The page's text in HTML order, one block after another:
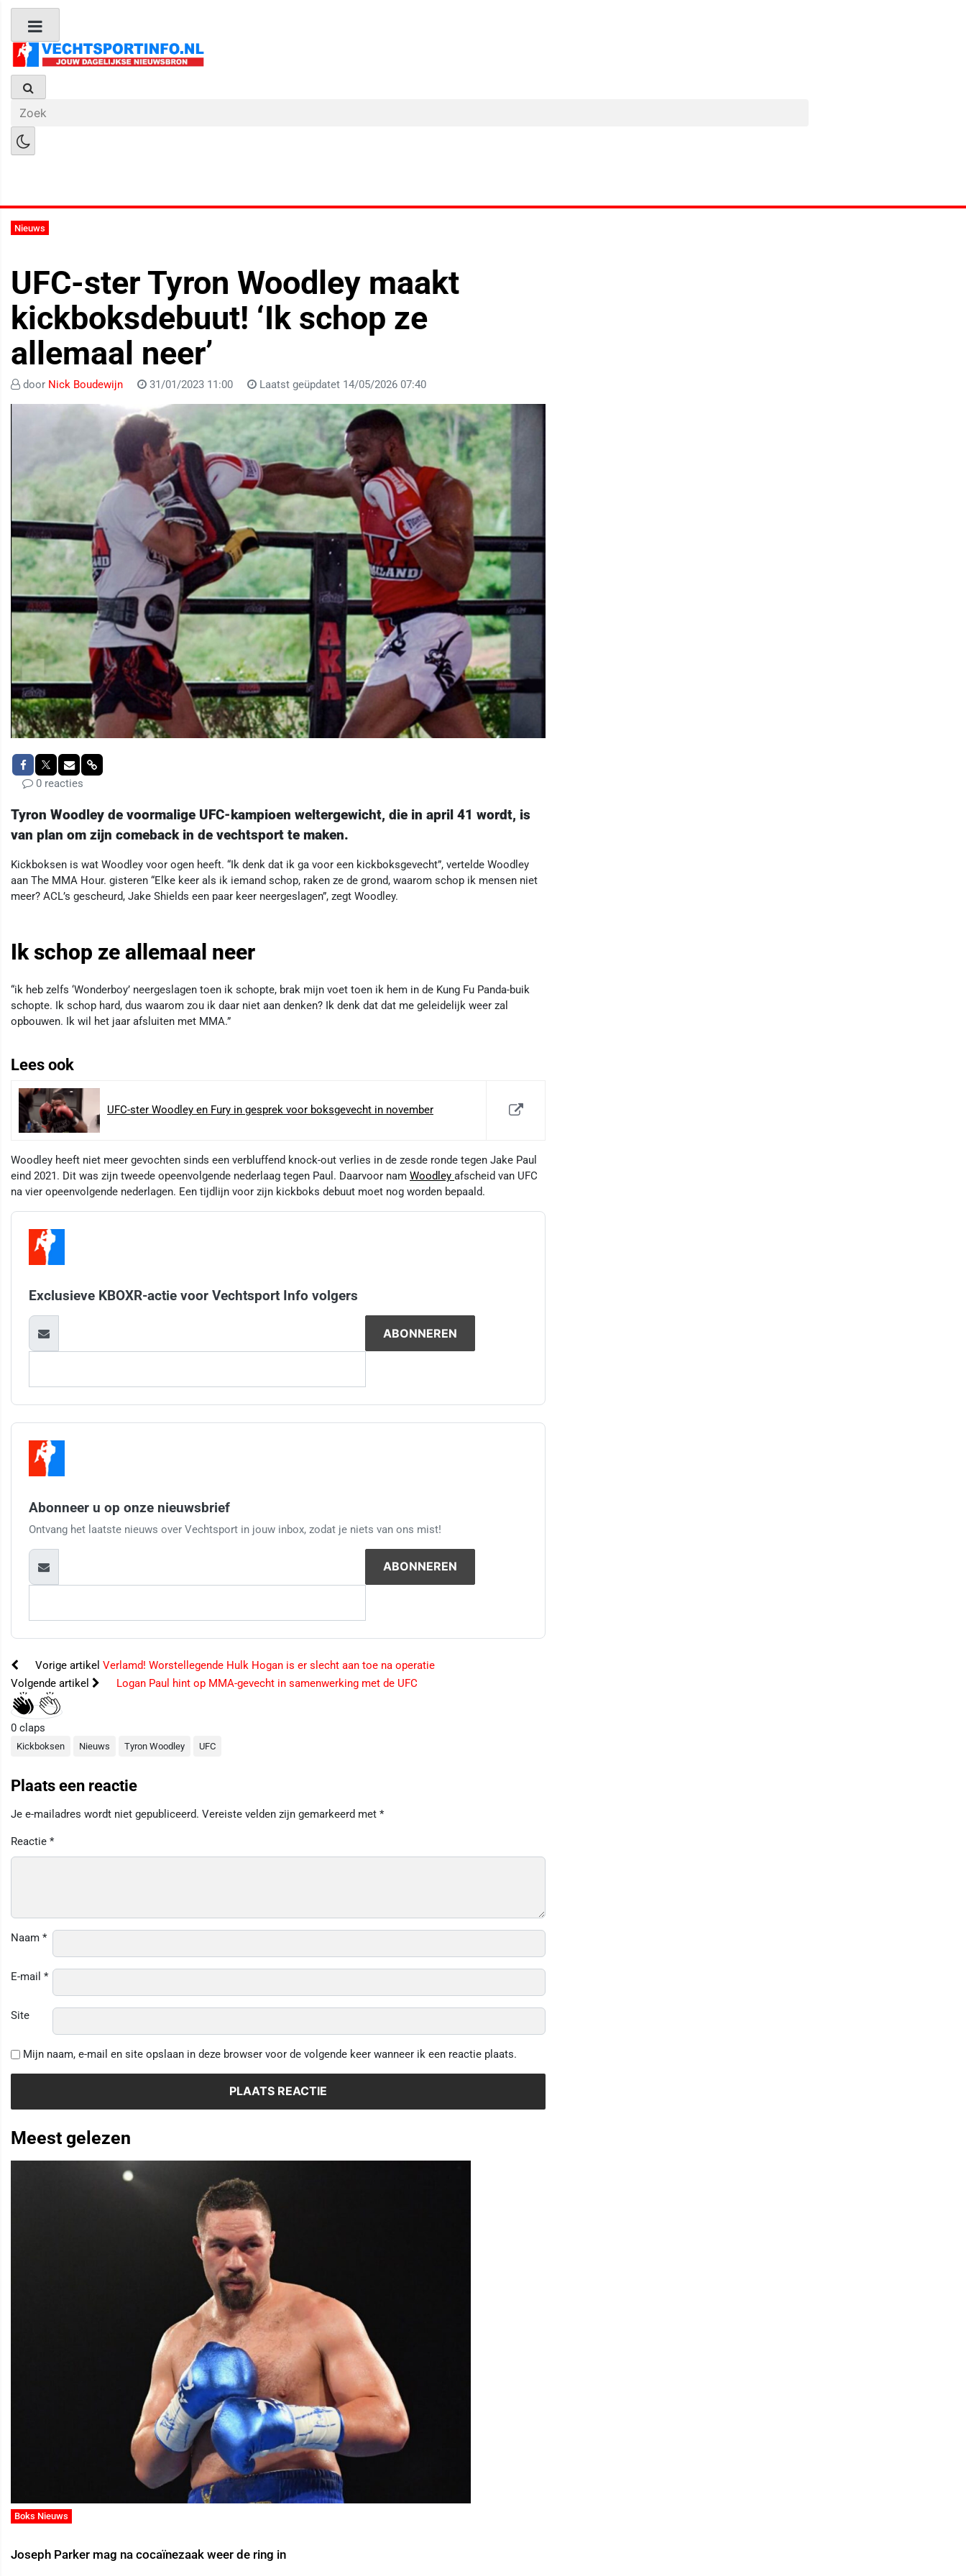
Nieuws
UFC-ster Tyron Woodley maakt
kickboksdebuut! ‘Ik schop ze
allemaal neer’
door Nick Boudewijn 31/01/2023 11:00 Laatst geüpdatet 14/05/2026 07:40
0 reacties
Tyron Woodley de voormalige UFC-kampioen weltergewicht, die in april 41 wordt, is
van plan om zijn comeback in de vechtsport te maken.
Kickboksen is wat Woodley voor ogen heeft. “Ik denk dat ik ga voor een kickboksgevecht”, vertelde Woodley
aan The MMA Hour. gisteren “Elke keer als ik iemand schop, raken ze de grond, waarom schop ik mensen niet
meer? ACL’s gescheurd, Jake Shields een paar keer neergeslagen”, zegt Woodley.
Ik schop ze allemaal neer
“ik heb zelfs ‘Wonderboy’ neergeslagen toen ik schopte, brak mijn voet toen ik hem in de Kung Fu Panda-buik
schopte. Ik schop hard, dus waarom zou ik daar niet aan denken? Ik denk dat dat me geleidelijk weer zal
opbouwen. Ik wil het jaar afsluiten met MMA.”
Lees ook
UFC-ster Woodley en Fury in gesprek voor boksgevecht in november
Woodley heeft niet meer gevochten sinds een verbluffend knock-out verlies in de zesde ronde tegen Jake Paul
eind 2021. Dit was zijn tweede opeenvolgende nederlaag tegen Paul. Daarvoor nam Woodley afscheid van UFC
na vier opeenvolgende nederlagen. Een tijdlijn voor zijn kickboks debuut moet nog worden bepaald.
Exclusieve KBOXR-actie voor Vechtsport Info volgers
Abonneer u op onze nieuwsbrief
Ontvang het laatste nieuws over Vechtsport in jouw inbox, zodat je niets van ons mist!
Vorige artikel Verlamd! Worstellegende Hulk Hogan is er slecht aan toe na operatie
Volgende artikel
Logan Paul hint op MMA-gevecht in samenwerking met de UFC
0 claps
Kickboksen Nieuws Tyron Woodley UFC
Plaats een reactie
Je e-mailadres wordt niet gepubliceerd. Vereiste velden zijn gemarkeerd met *
Reactie *
Naam *
E-mail *
Site
Mijn naam, e-mail en site opslaan in deze browser voor de volgende keer wanneer ik een reactie plaats.
Meest gelezen
Boks Nieuws
Joseph Parker mag na cocaïnezaak weer de ring in